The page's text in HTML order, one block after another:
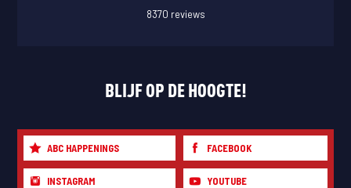
8370 reviews
BLIJF OP DE HOOGTE!
ABC HAPPENINGS FACEBOOK
INSTAGRAM YOUTUBE